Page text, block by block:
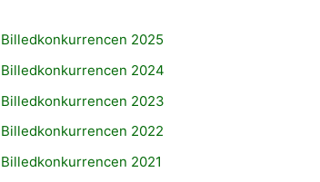
Billedkonkurrencen 2025
Billedkonkurrencen 2024
Billedkonkurrencen 2023
Billedkonkurrencen 2022
Billedkonkurrencen 2021